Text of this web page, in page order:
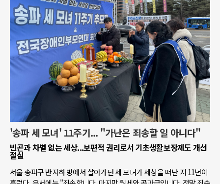
'송파 세 모녀' 11주기... "가난은 죄송할 일 아니다"
빈곤과 차별 없는 세상...보편적 권리로서 기초생활보장제도 개선
절실
서울 송파구 반지하 방에서 살아가던 세 모녀가 세상을 떠난 지 11년이